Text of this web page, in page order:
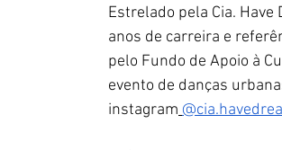
Estrelado pela Cia.
anos de carreira e
pelo Fundo de Apoio à
evento de danças
instagram